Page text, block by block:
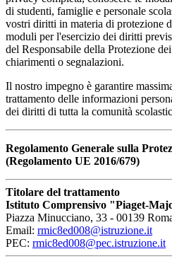
di studenti, famiglie e personale
vostri diritti in materia di protezione
moduli per l'esercizio dei diritti
del Responsabile della Protezione
chiarimenti o segnalazioni.
Il nostro impegno è garantire
trattamento delle informazioni
dei diritti di tutta la comunità
Regolamento Generale sulla
(Regolamento UE 2016/679)
Titolare del trattamento
Istituto Comprensivo "Piaget-
Piazza Minucciano, 33 - 00139
Email: rmic8ed008@istruzione.it
PEC: rmic8ed008@pec.istruzione.it